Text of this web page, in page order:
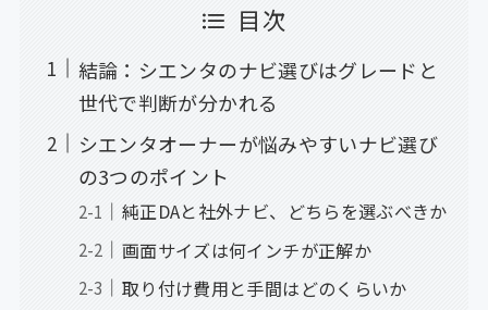
目次
結論：シエンタのナビ選びはグレードと
世代で判断が分かれる
シエンタオーナーが悩みやすいナビ選び
の3つのポイント
純正DAと社外ナビ、どちらを選ぶべきか
画面サイズは何インチが正解か
取り付け費用と手間はどのくらいか